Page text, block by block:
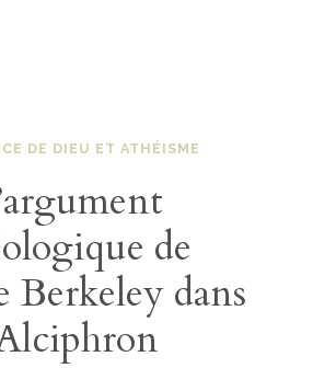
DE DIEU ET ATHÉISME
de
Berkeley dans